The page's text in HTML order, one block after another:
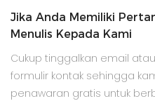
Jika Anda Memiliki
Menulis Kepada Kami
Cukup tinggalkan email
formulir kontak sehingga
penawaran gratis untuk